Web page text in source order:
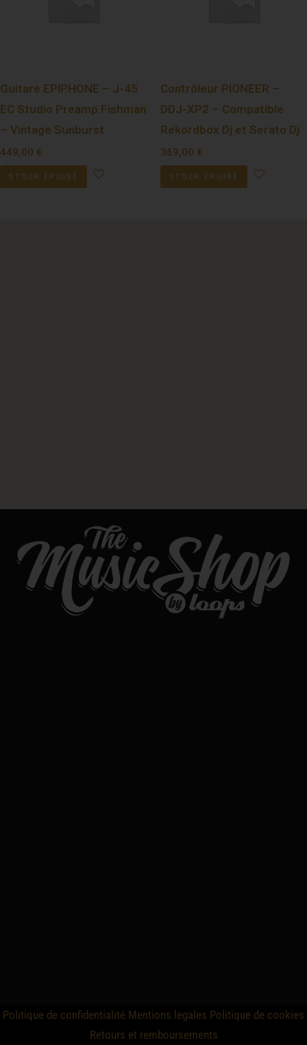
Guitare EPIPHONE – J-45
EC Studio Preamp Fishman
– Vintage Sunburst
449,00 €
STOCK ÉPUISÉ
Contrôleur PIONEER –
DDJ-XP2 – Compatible
Rekordbox Dj et Serato Dj
369,00 €
STOCK ÉPUISÉ
Politique de confidentialité Mentions legales Politique de cookies
Retours et remboursements